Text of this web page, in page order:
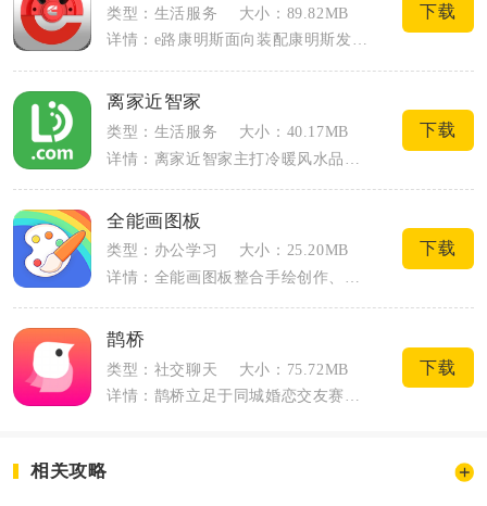
类型：生活服务
大小：89.82MB
详情：e路康明斯面向装配康明斯发动机的货车车主、车队管理员与维修技师打造，整合车辆...
下载
离家近智家
类型：生活服务
大小：40.17MB
下载
全能画图板
类型：办公学习
大小：25.20MB
下载
鹊桥
类型：社交聊天
大小：75.72MB
下载
相关攻略